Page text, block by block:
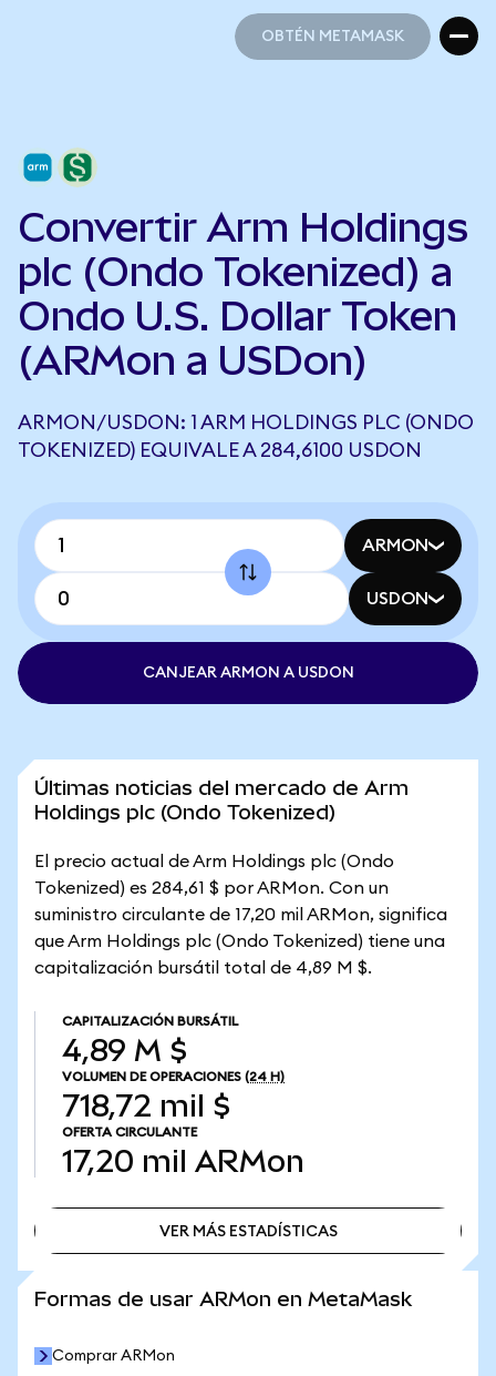
OBTÉN METAMASK
Convertir Arm Holdings
plc (Ondo Tokenized) a
Ondo U.S. Dollar Token
(ARMon a USDon)
ARMON/USDON: 1 ARM HOLDINGS PLC (ONDO
TOKENIZED) EQUIVALE A 284,6100 USDON
ARMON
USDON
CANJEAR ARMON A USDON
Últimas noticias del mercado de Arm
Holdings plc (Ondo Tokenized)
El precio actual de Arm Holdings plc (Ondo
Tokenized) es 284,61 $ por ARMon. Con un
suministro circulante de 17,20 mil ARMon, significa
que Arm Holdings plc (Ondo Tokenized) tiene una
capitalización bursátil total de 4,89 M $.
CAPITALIZACIÓN BURSÁTIL
4,89 M $
VOLUMEN DE OPERACIONES (24 H)
718,72 mil $
OFERTA CIRCULANTE
17,20 mil ARMon
VER MÁS ESTADÍSTICAS
Formas de usar ARMon en MetaMask
Comprar ARMon